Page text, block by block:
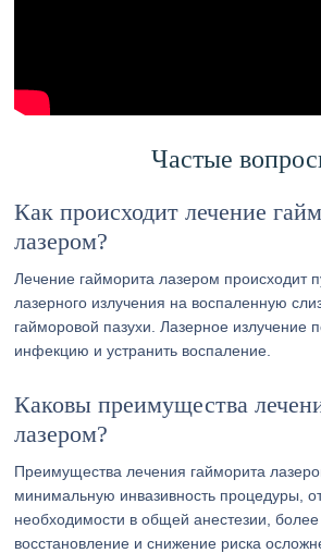
Частые
Как происходит лечение
лазером?
Лечение гайморита лазером происходит
лазерного излучения на воспаленную
гайморовой пазухи. Лазерное излучение
инфекцию и устранить воспаление.
Каковы преимущества
лазером?
Преимущества лечения гайморита
минимальную инвазивность процедуры,
необходимости в общей анестезии,
восстановление и снижение риска